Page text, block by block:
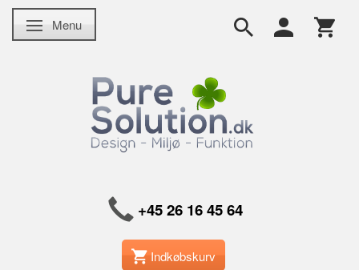
Skifte navigation
Menu
+45 26 16 45 64
Indkøbskurv